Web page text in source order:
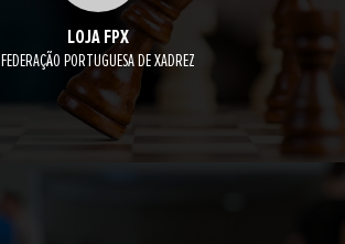
LOJA FPX
FEDERAÇÃO PORTUGUESA DE XADREZ